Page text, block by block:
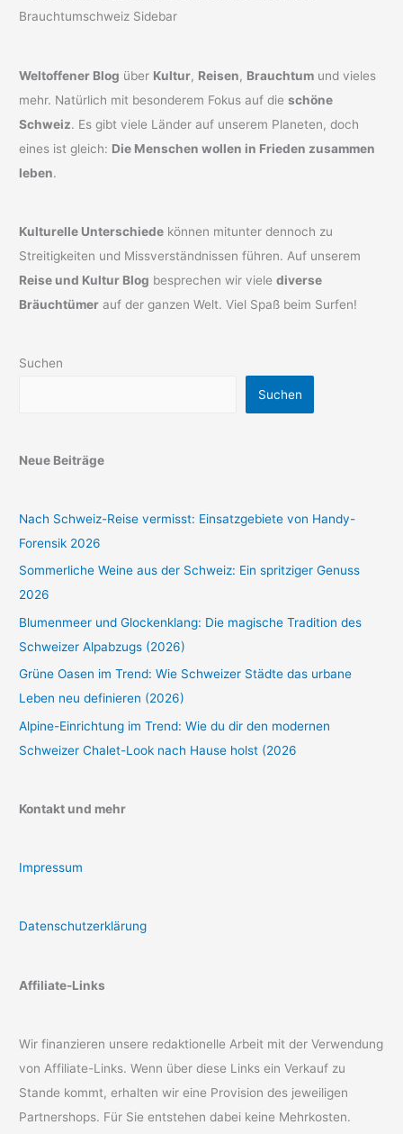
Weltoffener Blog über Kultur, Reisen, Brauchtum und vieles
mehr. Natürlich mit besonderem Fokus auf dieschöne
Schweiz. Es gibt viele Länder auf unserem Planeten, doch
eines ist gleich: Die Menschen wollen in Frieden zusammen
leben.
Kulturelle Unterschiede können mitunter dennoch zu
Streitigkeiten und Missverständnissen führen. Auf unserem
Reise und Kultur Blog besprechen wir vielediverse
Bräuchtümer auf der ganzen Welt. Viel Spaß beim Surfen!
Suchen
Suchen
Neue Beiträge
Nach Schweiz-Reise vermisst: Einsatzgebiete von Handy-
Forensik 2026
Sommerliche Weine aus der Schweiz: Ein spritziger Genuss
2026
Blumenmeer und Glockenklang: Die magische Tradition des
Schweizer Alpabzugs (2026)
Grüne Oasen im Trend: Wie Schweizer Städte das urbane
Leben neu definieren (2026)
Alpine-Einrichtung im Trend: Wie du dir den modernen
Schweizer Chalet-Look nach Hause holst (2026
Kontakt und mehr
Impressum
Datenschutzerklärung
Affiliate-Links
Wir finanzieren unsere redaktionelle Arbeit mit der Verwendung
von Affiliate-Links. Wenn über diese Links ein Verkauf zu
Stande kommt, erhalten wir eine Provision des jeweiligen
Partnershops. Für Sie entstehen dabei keine Mehrkosten.